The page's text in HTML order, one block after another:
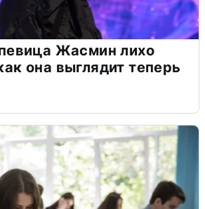
Жасмин лихо
она выглядит теперь